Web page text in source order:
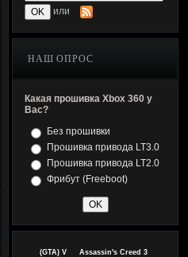
или
НАШ ОПРОС
Какая прошивка Xbox 360 у
Вас?
Без прошивки
Прошивка привода LT3.0
Прошивка привода LT2.0
Фрибут (Freeboot)
(GTA) V
Assassin's Creed 3